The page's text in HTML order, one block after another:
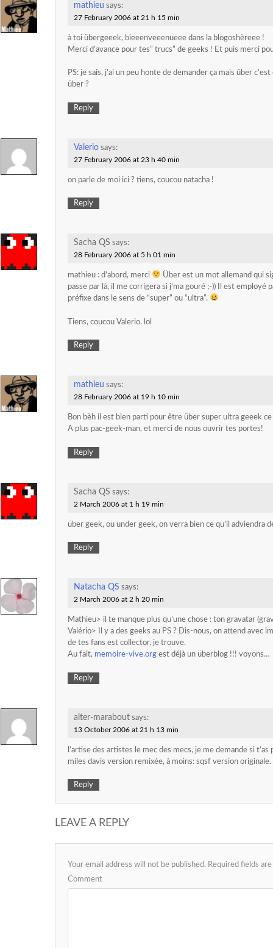
mathieu says:
27 February 2006 at 21 h 15 min
à toi übergeeek, bieeenveeenueee dans la blogoshèreee !
Merci d’avance pour tes” trucs” de geeks ! Et puis merci
PS: je sais, j’ai un peu honte de demander ça mais ûber
über ?
Reply
Valerio says:
27 February 2006 at 23 h 40 min
on parle de moi ici ? tiens, coucou natacha !
Reply
Sacha QS says:
28 February 2006 at 5 h 01 min
mathieu : d’abord, merci
Über est un mot allemand qui
passe par là, il me corrigera si j’ma gouré ;-)) Il est employé
préfixe dans le sens de “super” ou “ultra”.
Tiens, coucou Valerio. lol
Reply
mathieu says:
28 February 2006 at 19 h 10 min
Bon bèh il est bien parti pour être über super ultra geeek
A plus pac-geek-man, et merci de nous ouvrir tes portes!
Reply
Sacha QS says:
2 March 2006 at 1 h 19 min
über geek, ou under geek, on verra bien ce qu’il adviendra
Reply
Natacha QS says:
2 March 2006 at 2 h 20 min
Mathieu> il te manque plus qu’une chose : ton gravatar
Valério> Il y a des geeks au PS ? Dis-nous, on attend avec
de tes fans est collector, je trouve.
Au fait, memoire-vive.org est déjà un überblog !!! voyons…
Reply
alter-marabout says:
13 October 2006 at 21 h 13 min
l’artise des artistes le mec des mecs, je me demande si
miles davis version remixée, à moins: sqsf version originale.
Reply
LEAVE A REPLY
Your email address will not be published. Required fields
Comment